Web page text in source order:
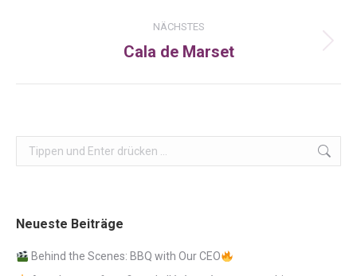
NÄCHSTES
Nächster
Cala de Marset
Search:
Neueste Beiträge
Behind the Scenes: BBQ with Our CEO